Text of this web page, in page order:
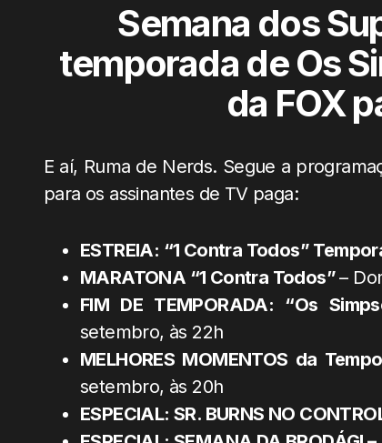
Semana dos
temporada de Os
da FOX
E aí, Ruma de Nerds. Segue a
para os assinantes de TV paga:
ESTREIA: “1 Contra Todos”
MARATONA “1 Contra Todos”–
FIM DE TEMPORADA: “Os
setembro, às 22h
MELHORES MOMENTOS da
setembro, às 20h
ESPECIAL: SR. BURNS NO